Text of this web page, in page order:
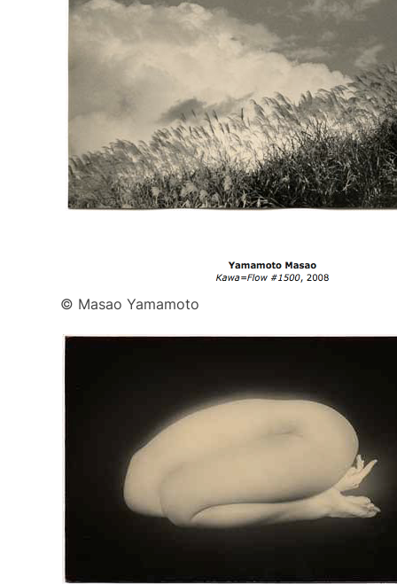
© Masao Yamamoto